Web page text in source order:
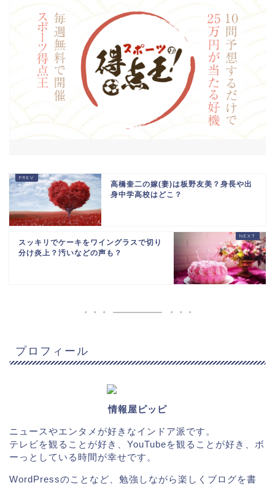
高橋奎二の嫁(妻)は板野友美？身長や出
身中学高校はどこ？
スッキリでケーキをワイングラスで切り
分け炎上？汚いなどの声も？
プロフィール
情報屋ピッピ
ニュースやエンタメが好きなインドア派です。
テレビを観ることが好き、YouTubeを観ることが好き、ボ
ーっとしている時間が幸せです。
WordPressのことなど、勉強しながら楽しくブログを書